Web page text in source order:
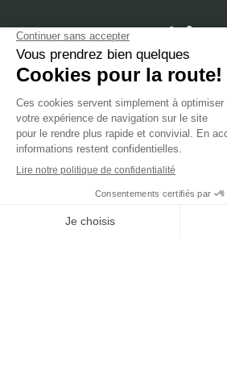
388 Av. Charles de Gaulle,
© 2007-2025